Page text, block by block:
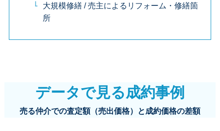
大規模修繕 / 売主によるリフォーム・修繕箇
所
データで見る成約事例
売る仲介での査定額（売出価格）と成約価格の差額